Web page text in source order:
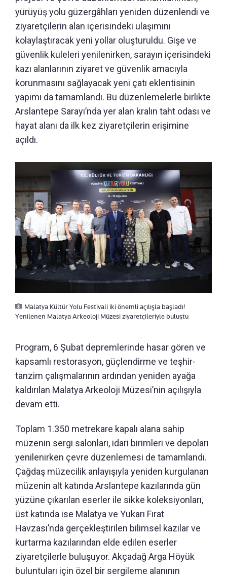
yürüyüş yolu güzergâhları yeniden düzenlendi ve
ziyaretçilerin alan içerisindeki ulaşımını
kolaylaştıracak yeni yollar oluşturuldu. Gişe ve
güvenlik kuleleri yenilenirken, sarayın içerisindeki
kazı alanlarının ziyaret ve güvenlik amacıyla
korunmasını sağlayacak yeni çatı eklentisinin
yapımı da tamamlandı. Bu düzenlemelerle birlikte
Arslantepe Sarayı’nda yer alan kralın taht odası ve
hayat alanı da ilk kez ziyaretçilerin erişimine
açıldı.
Malatya Kültür Yolu Festivali iki önemli açılışla başladı!
Yenilenen Malatya Arkeoloji Müzesi ziyaretçileriyle buluştu
Program, 6 Şubat depremlerinde hasar gören ve
kapsamlı restorasyon, güçlendirme ve teşhir-
tanzim çalışmalarının ardından yeniden ayağa
kaldırılan Malatya Arkeoloji Müzesi’nin açılışıyla
devam etti.
Toplam 1.350 metrekare kapalı alana sahip
müzenin sergi salonları, idari birimleri ve depoları
yenilenirken çevre düzenlemesi de tamamlandı.
Çağdaş müzecilik anlayışıyla yeniden kurgulanan
müzenin alt katında Arslantepe kazılarında gün
yüzüne çıkarılan eserler ile sikke koleksiyonları,
üst katında ise Malatya ve Yukarı Fırat
Havzası’nda gerçekleştirilen bilimsel kazılar ve
kurtarma kazılarından elde edilen eserler
ziyaretçilerle buluşuyor. Akçadağ Arga Höyük
buluntuları için özel bir sergileme alanının